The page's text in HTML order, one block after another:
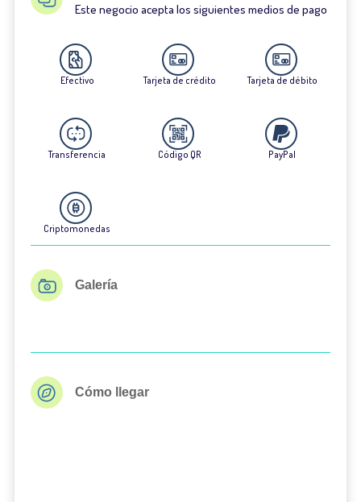
Este negocio acepta los siguientes medios de pago
Efectivo Tarjeta de crédito Tarjeta de débito
Transferencia Código QR PayPal
Criptomonedas
Galería
Cómo llegar